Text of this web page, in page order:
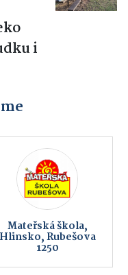
i
Mateřská škola,
Hlinsko, Rubešova
1250